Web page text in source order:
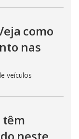
como
nas
veículos
têm